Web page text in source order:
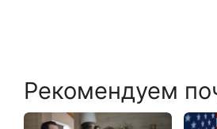
Рекомендуем